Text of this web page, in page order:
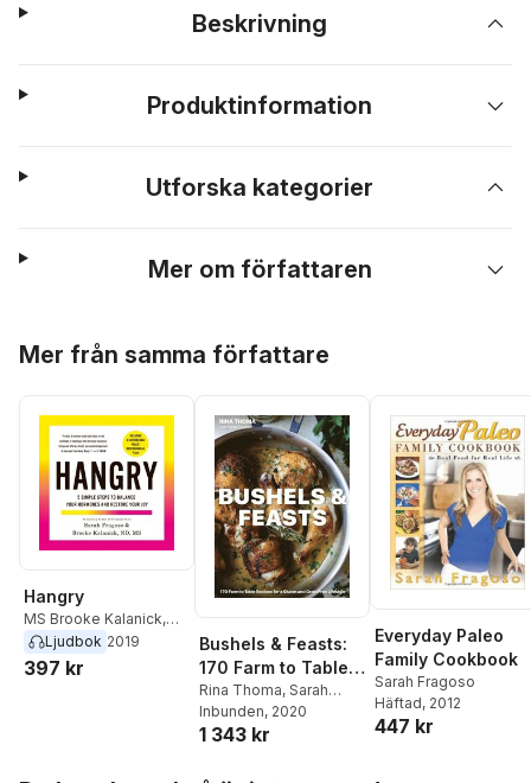
Beskrivning
Produktinformation
Utforska kategorier
Mer om författaren
Mer från samma författare
Hangry
MS Brooke Kalanick,
ND, Sarah Fragoso
Ljudbok 2019
397 kr
Bushels & Feasts:
170 Farm to Table
Recipes for a
Gluten and Grain
Free Lifestyle
Rina Thoma, Sarah
Fragoso
Inbunden, 2020
1 343 kr
Everyday Paleo
Family Cookbook
Sarah Fragoso
Häftad, 2012
447 kr